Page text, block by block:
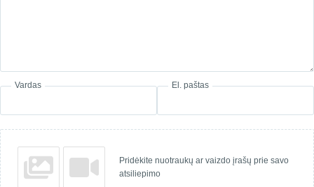
Vardas El. paštas
Pridėkite nuotraukų ar vaizdo įrašų prie savo
atsiliepimo